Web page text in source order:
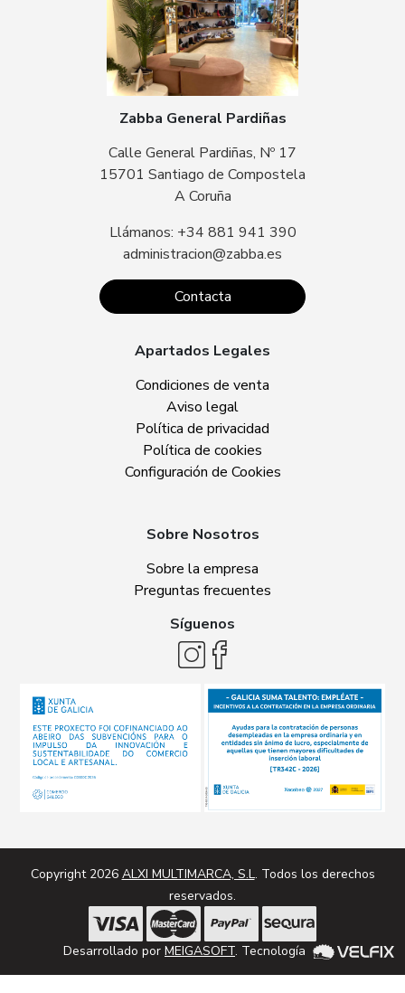
Zabba General Pardiñas
Calle General Pardiñas, Nº 17
15701 Santiago de Compostela
A Coruña
Llámanos: +34 881 941 390
administracion@zabba.es
Contacta
Apartados Legales
Condiciones de venta
Aviso legal
Política de privacidad
Política de cookies
Configuración de Cookies
Sobre Nosotros
Sobre la empresa
Preguntas frecuentes
Síguenos
Copyright 2026 ALXI MULTIMARCA, S.L. Todos los derechos
reservados.
Desarrollado por MEIGASOFT. Tecnología